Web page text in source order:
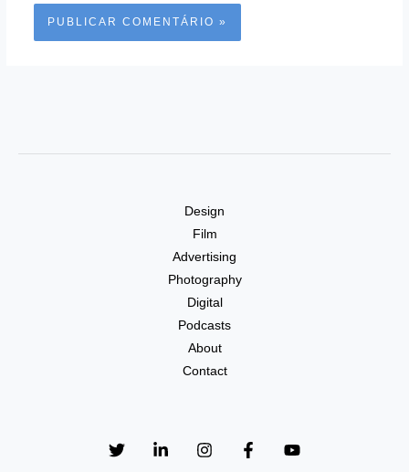
Design
Film
Advertising
Photography
Digital
Podcasts
About
Contact